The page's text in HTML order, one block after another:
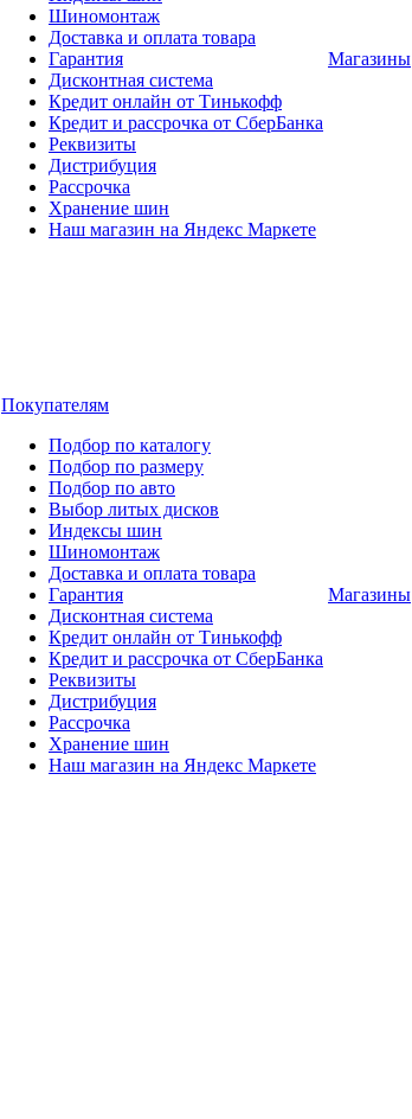
Шиномонтаж
Доставка и оплата товара
Гарантия
Дисконтная система
Кредит онлайн от Тинькофф
Кредит и рассрочка от СберБанка
Реквизиты
Дистрибуция
Рассрочка
Хранение шин
Наш магазин на Яндекс Маркете
Магазины
Покупателям
Подбор по каталогу
Подбор по размеру
Подбор по авто
Выбор литых дисков
Индексы шин
Шиномонтаж
Доставка и оплата товара
Гарантия
Дисконтная система
Кредит онлайн от Тинькофф
Кредит и рассрочка от СберБанка
Реквизиты
Дистрибуция
Рассрочка
Хранение шин
Наш магазин на Яндекс Маркете
Магазины